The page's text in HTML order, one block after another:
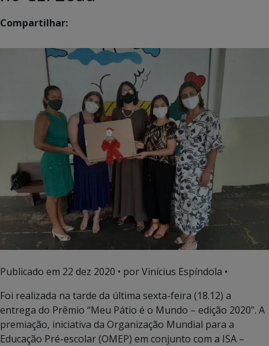
Compartilhar:
Publicado em 22 dez 2020 • por Vinícius Espíndola •
Foi realizada na tarde da última sexta-feira (18.12) a
entrega do Prêmio “Meu Pátio é o Mundo – edição 2020”. A
premiação, iniciativa da Organização Mundial para a
Educação Pré-escolar (OMEP) em conjunto com a ISA –